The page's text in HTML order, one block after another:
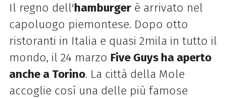
Il regno dell'hamburgerè arrivato nel
capoluogo piemontese. Dopo otto
ristoranti in Italia e quasi 2mila in tutto il
mondo, il 24 marzo Five Guys ha aperto
anche a Torino. La città della Mole
accoglie così una delle più famose